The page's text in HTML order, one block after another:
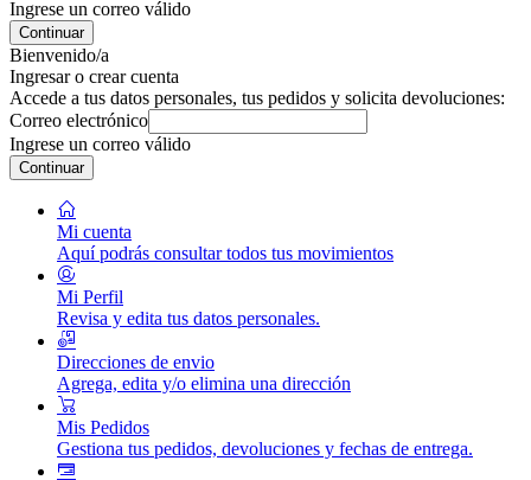
Ingrese un correo válido
Continuar
Bienvenido/a
Ingresar o crear cuenta
Accede a tus datos personales, tus pedidos y solicita devoluciones:
Correo electrónico
Ingrese un correo válido
Continuar
Mi cuenta
Aquí podrás consultar todos tus movimientos
Mi Perfil
Revisa y edita tus datos personales.
Direcciones de envio
Agrega, edita y/o elimina una dirección
Mis Pedidos
Gestiona tus pedidos, devoluciones y fechas de entrega.